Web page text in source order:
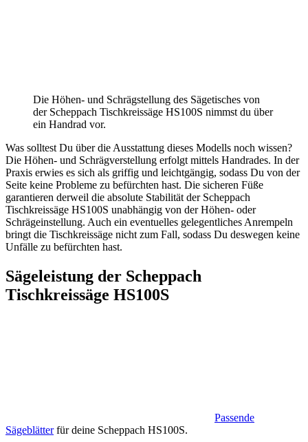
Die Höhen- und Schrägstellung des Sägetisches von
der Scheppach Tischkreissäge HS100S nimmst du über
ein Handrad vor.
Was solltest Du über die Ausstattung dieses Modells noch wissen?
Die Höhen- und Schrägverstellung erfolgt mittels Handrades. In der
Praxis erwies es sich als griffig und leichtgängig, sodass Du von der
Seite keine Probleme zu befürchten hast. Die sicheren Füße
garantieren derweil die absolute Stabilität der Scheppach
Tischkreissäge HS100S unabhängig von der Höhen- oder
Schrägeinstellung. Auch ein eventuelles gelegentliches Anrempeln
bringt die Tischkreissäge nicht zum Fall, sodass Du deswegen keine
Unfälle zu befürchten hast.
Sägeleistung der Scheppach
Tischkreissäge HS100S
Passende
Sägeblätterfür deine Scheppach HS100S.